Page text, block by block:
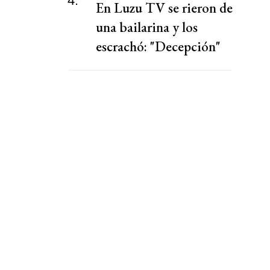
En Luzu TV se rieron de
una bailarina y los
escrachó: "Decepción"